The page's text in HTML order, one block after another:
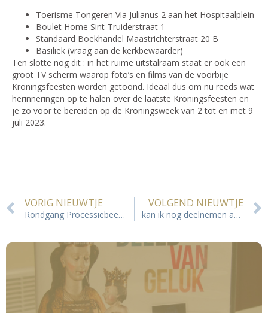
Toerisme Tongeren Via Julianus 2 aan het Hospitaalplein
Boulet Home Sint-Truiderstraat 1
Standaard Boekhandel Maastrichterstraat 20 B
Basiliek (vraag aan de kerkbewaarder)
Ten slotte nog dit : in het ruime uitstalraam staat er ook een
groot TV scherm waarop foto’s en films van de voorbije
Kroningsfeesten worden getoond. Ideaal dus om nu reeds wat
herinneringen op te halen over de laatste Kroningsfeesten en
je zo voor te bereiden op de Kroningsweek van 2 tot en met 9
juli 2023.
VORIG NIEUWTJE
Rondgang Processiebeeld doorheen dekenaat Tongeren
VOLGEND NIEUWTJE
kan ik nog deelnemen aan de Kroningsprocessie en het avondspel?